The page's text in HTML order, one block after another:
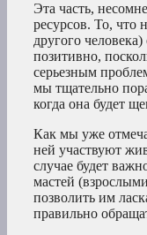
Эта часть,
ресурсов. То, что
другого
позитивно,
серьезным
мы тщательно
когда она будет
Как мы уже
ней участвуют
случае будет
мастей
позволить им
правильно